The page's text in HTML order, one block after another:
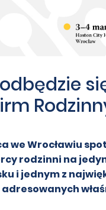
we Wrocławiu
rodzinni na
i jednym z